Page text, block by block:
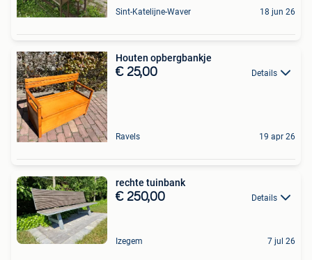
Sint-Katelijne-Waver 18 jun 26
Houten opbergbankje
€ 25,00 Details
Ravels 19 apr 26
rechte tuinbank
€ 250,00 Details
Izegem 7 jul 26